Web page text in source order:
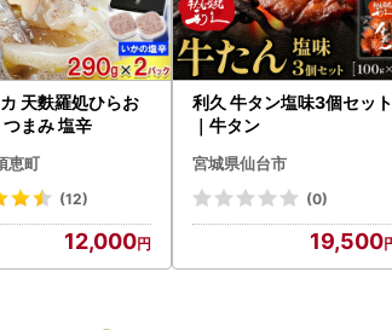
天麩羅処ひらお
まみ 塩辛
恵町
(12)
12,000
利久 牛タン塩味3個セット
｜牛タン
宮城県仙台市
(0)
19,500